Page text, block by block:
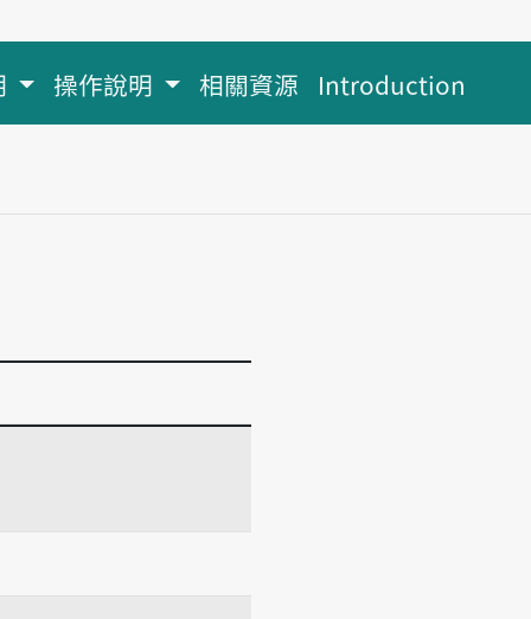
操作說明 相關資源 Introduction